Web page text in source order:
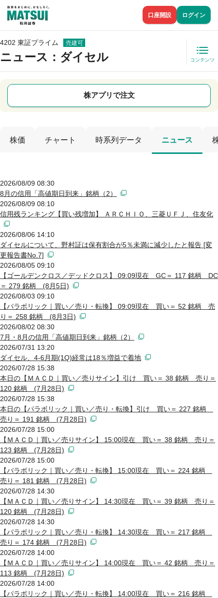
口座開設 ログイン
4202 東証プライム 売建可
ニュース ：ダイセル コンテンツ
株アプリで注文
株価 チャート 時系列データ ニュース
2026/08/09 08:30
8月の信用「高値期日到来」銘柄（2）
2026/08/09 08:10
信用残ランキング【買い残増加】 ＡＲＣＨＩＯ、三菱ＵＦＪ、住友化
2026/08/06 14:10
ダイセルについて、野村証は保有割合が5％未満に減少したと報告 [変
更報告書No.7]
2026/08/05 09:10
【ゴールデンクロス／デッドクロス】 09:09現在 GC＝ 117 銘柄 DC
＝ 279 銘柄 (8月5日)
2026/08/03 09:10
【パラボリック｜買い／売り・転換】 09:09現在 買い＝ 52 銘柄 売
り＝ 258 銘柄 (8月3日)
2026/08/02 08:30
7月・8月の信用「高値期日到来」銘柄（2）
2026/07/31 13:20
ダイセル、4-6月期(1Q)経常は18％増益で着地
2026/07/28 15:38
本日の【ＭＡＣＤ｜買い／売りサイン】引け 買い＝ 38 銘柄 売り＝
120 銘柄 (7月28日)
2026/07/28 15:38
本日の【パラボリック｜買い／売り・転換】引け 買い＝ 227 銘柄
売り＝ 191 銘柄 (7月28日)
2026/07/28 15:00
【ＭＡＣＤ｜買い／売りサイン】 15:00現在 買い＝ 38 銘柄 売り＝
123 銘柄 (7月28日)
2026/07/28 15:00
【パラボリック｜買い／売り・転換】 15:00現在 買い＝ 224 銘柄
売り＝ 181 銘柄 (7月28日)
2026/07/28 14:30
【ＭＡＣＤ｜買い／売りサイン】 14:30現在 買い＝ 39 銘柄 売り＝
120 銘柄 (7月28日)
2026/07/28 14:30
【パラボリック｜買い／売り・転換】 14:30現在 買い＝ 217 銘柄
売り＝ 174 銘柄 (7月28日)
2026/07/28 14:00
【ＭＡＣＤ｜買い／売りサイン】 14:00現在 買い＝ 42 銘柄 売り＝
113 銘柄 (7月28日)
2026/07/28 14:00
【パラボリック｜買い／売り・転換】 14:00現在 買い＝ 216 銘柄